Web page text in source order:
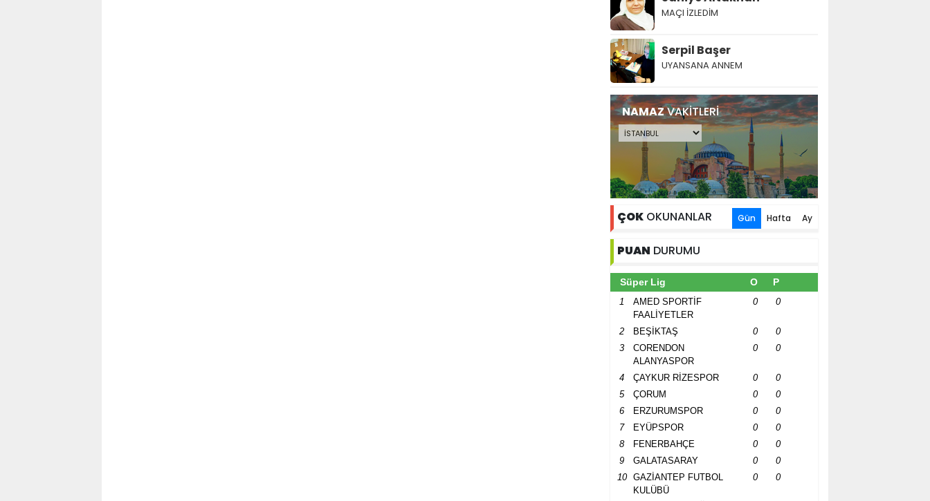
MAÇI İZLEDİM
Serpil Başer
UYANSANA ANNEM
NAMAZVAKİTLERİ
ÇOK OKUNANLAR Gün Hafta Ay
PUAN DURUMU
Süper Lig O P
1
AMED SPORTİF
FAALİYETLER
0 0
2 BEŞİKTAŞ 0
0
3
CORENDON
ALANYASPOR
0 0
4 ÇAYKUR RİZESPOR 0
0
5
ÇORUM 0
0
6
ERZURUMSPOR 0
0
7
EYÜPSPOR 0
0
8
FENERBAHÇE 0
0
9
GALATASARAY 0
0
10
GAZİANTEP FUTBOL
KULÜBÜ
0 0